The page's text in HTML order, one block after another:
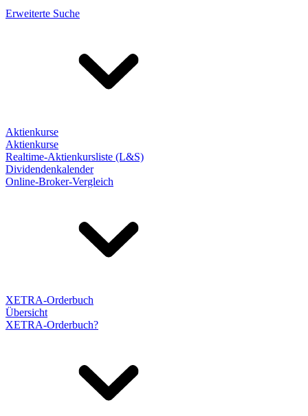
Erweiterte Suche
Aktienkurse
Aktienkurse
Realtime-Aktienkursliste (L&S)
Dividendenkalender
Online-Broker-Vergleich
XETRA-Orderbuch
Übersicht
XETRA-Orderbuch?